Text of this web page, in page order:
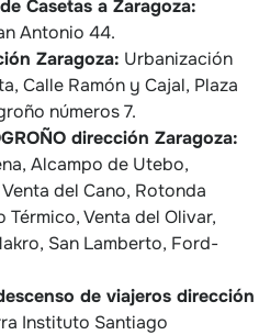
Casetas a Zaragoza:
Antonio 44.
Zaragoza: Urbanización
Calle Ramón y Cajal, Plaza
números 7.
dirección Zaragoza:
Alcampo de Utebo,
del Cano, Rotonda
Térmico, Venta del Olivar,
San Lamberto, Ford-
de viajeros dirección
Instituto Santiago